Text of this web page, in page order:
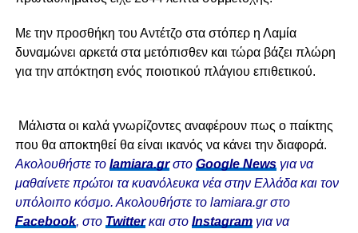
Με την προσθήκη του Αντέτζο στα στόπερ η Λαμία
δυναμώνει αρκετά στα μετόπισθεν και τώρα βάζει πλώρη
για την απόκτηση ενός ποιοτικού πλάγιου επιθετικού.
Μάλιστα οι καλά γνωρίζοντες αναφέρουν πως ο παίκτης
που θα αποκτηθεί θα είναι ικανός να κάνει την διαφορά.
Ακολουθήστε το lamiara.grστο Google Newsγια να
μαθαίνετε πρώτοι τα κυανόλευκα νέα στην Ελλάδα και τον
υπόλοιπο κόσμο. Ακολουθήστε το lamiara.gr στο
Facebook, στο Twitterκαι στο Instagram για να